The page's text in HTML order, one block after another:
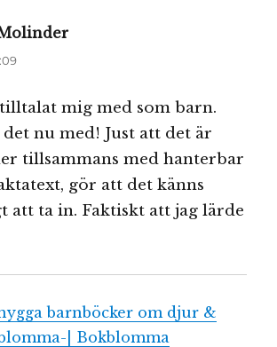
skriver:
tilltalat mig med som barn.
nu med! Just att det är
tillsammans med hanterbar
gör att det känns
att ta in. Faktiskt att jag lärde
barnböcker om djur &
| Bokblomma